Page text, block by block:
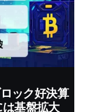
ック好決算
は基盤拡大